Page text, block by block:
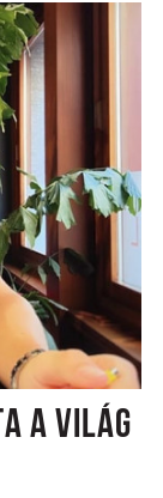
A VILÁG